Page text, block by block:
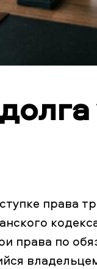
права
права по